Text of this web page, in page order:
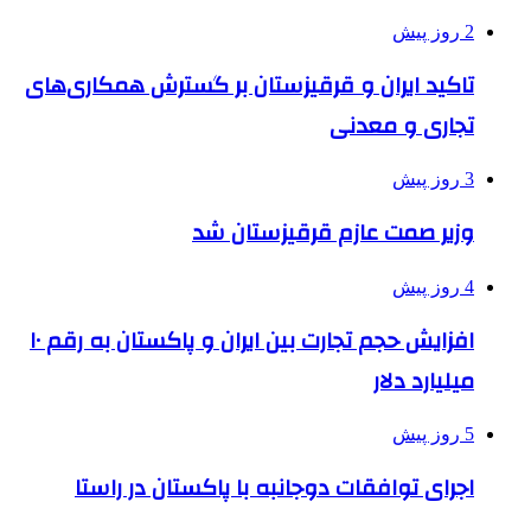
2 روز پیش
تاکید ایران و قرقیزستان بر گسترش همکاری‌های
تجاری و معدنی
3 روز پیش
وزیر صمت عازم قرقیزستان شد
4 روز پیش
افزایش حجم تجارت بین ایران و پاکستان به رقم ۱۰
میلیارد دلار
5 روز پیش
اجرای توافقات دوجانبه با پاکستان در راستا